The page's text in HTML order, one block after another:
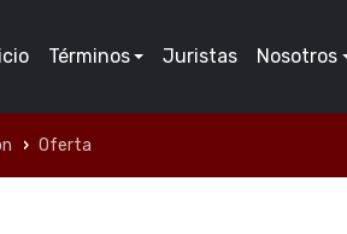
Términos Juristas Nosotros
Oferta